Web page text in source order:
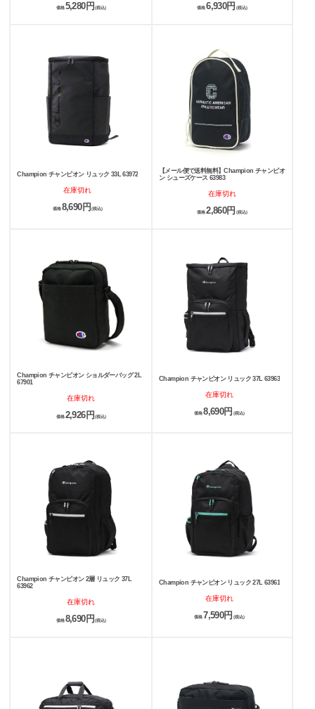
価格 5,280円 (税込) 価格6,930円 (税込)
Champion チャンピオン リュック 33L 63972
在庫切れ
価格 8,690円 (税込)
【メール便で送料無料】Champion チャンピオ
ン シューズケース 63983
在庫切れ
価格2,860円 (税込)
Champion チャンピオン ショルダーバッグ 2L
67901
在庫切れ
価格 2,926円(税込)
Champion チャンピオン リュック 37L 63963
在庫切れ
価格 8,690円 (税込)
Champion チャンピオン 2層 リュック 37L
63962
在庫切れ
価格 8,690円 (税込)
Champion チャンピオン リュック 27L 63961
在庫切れ
価格 7,590円 (税込)